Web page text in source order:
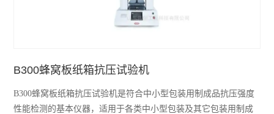
层间结合强度测试仪
耐折度仪
B300蜂窝板纸箱抗压试验机
B300蜂窝板纸箱抗压试验机是符合中小型包装用制成品抗压强度
性能检测的基本仪器，适用于各类中小型包装及其它包装用制成